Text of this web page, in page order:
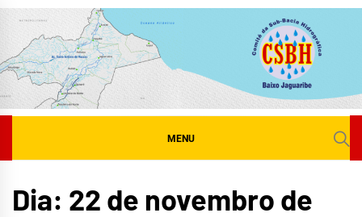
Skip
content
MENU
Dia: 22 de novembro de